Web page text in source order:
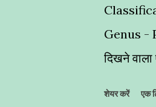
Genus -
दिखने वाला
शेयर करें एक